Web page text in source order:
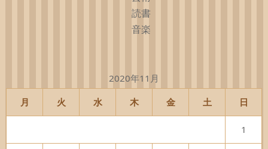
読書
音楽
2020年11月
月 火 水 木 金 土 日
1